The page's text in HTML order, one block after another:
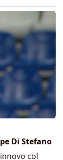
Di Stefano
col